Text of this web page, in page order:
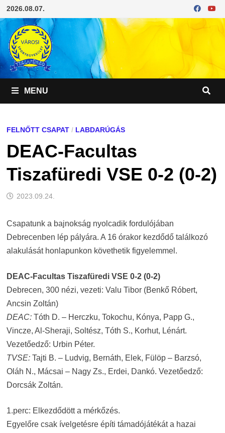
Skip
to
content
2026.08.07.
MENU
FELNŐTT CSAPAT/ LABDARÚGÁS
DEAC-Facultas
Tiszafüredi VSE 0-2 (0-2)
2023.09.24.
Csapatunk a bajnokság nyolcadik fordulójában
Debrecenben lép pályára. A 16 órakor kezdődő találkozó
alakulását honlapunkon követhetik figyelemmel.
DEAC-Facultas Tiszafüredi VSE 0-2 (0-2)
Debrecen, 300 nézi, vezeti: Valu Tibor (Benkő Róbert,
Ancsin Zoltán)
DEAC: Tóth D. – Herczku, Tokochu, Kónya, Papp G.,
Vincze, Al-Sheraji, Soltész, Tóth S., Korhut, Lénárt.
Vezetőedző: Urbin Péter.
TVSE: Tajti B. – Ludvig, Bernáth, Elek, Fülöp – Barzsó,
Oláh N., Mácsai – Nagy Zs., Erdei, Dankó. Vezetőedző:
Dorcsák Zoltán.
1.perc: Elkezdődött a mérkőzés.
Egyelőre csak ívelgetésre építi támadójátékát a hazai